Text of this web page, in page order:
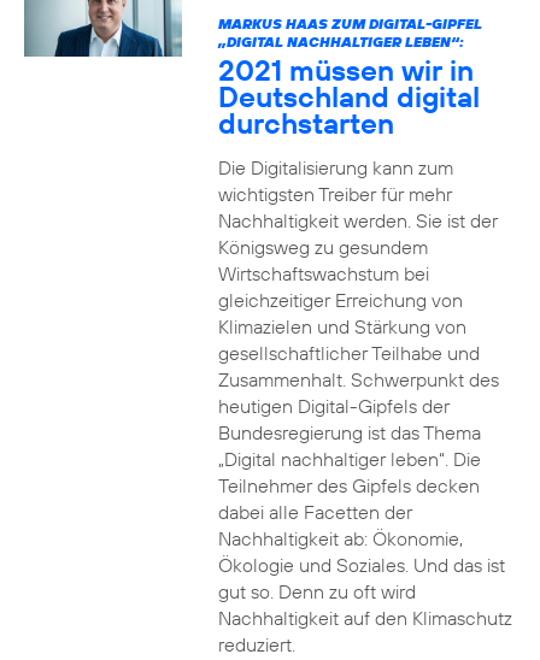
MARKUS HAAS ZUM DIGITAL-GIPFEL
„DIGITAL NACHHALTIGER LEBEN“:
2021 müssen wir in
Deutschland digital
durchstarten
Die Digitalisierung kann zum
wichtigsten Treiber für mehr
Nachhaltigkeit werden. Sie ist der
Königsweg zu gesundem
Wirtschaftswachstum bei
gleichzeitiger Erreichung von
Klimazielen und Stärkung von
gesellschaftlicher Teilhabe und
Zusammenhalt. Schwerpunkt des
heutigen Digital-Gipfels der
Bundesregierung ist das Thema
„Digital nachhaltiger leben“. Die
Teilnehmer des Gipfels decken
dabei alle Facetten der
Nachhaltigkeit ab: Ökonomie,
Ökologie und Soziales. Und das ist
gut so. Denn zu oft wird
Nachhaltigkeit auf den Klimaschutz
reduziert.